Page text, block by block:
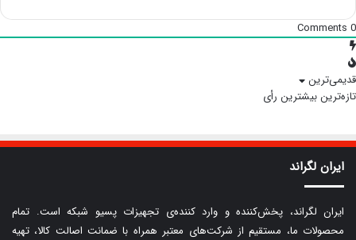
0
قدیمی‌ترین
تازه‌ترینبیشترین رأی
ایران لگراند
ایران لگراند، پخش‌کننده و وارد کننده‌ی تجهیزات پسیو شبکه است. تمام
محصولات ما، مستقیم از شرکت‌های معتبر همراه با ضمانت اصالت کالا، تهیه